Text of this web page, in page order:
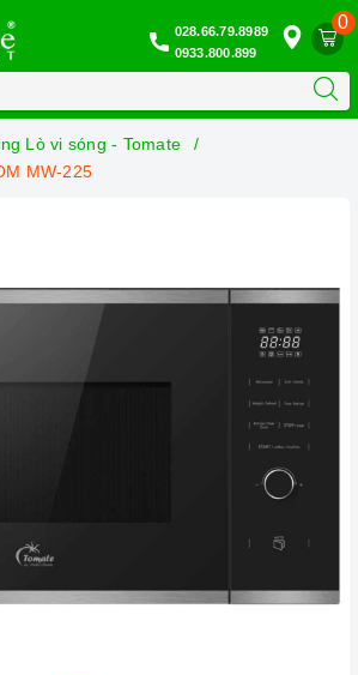
0
028.66.79.8989
0933.800.899
Lò vi sóng - Tomate
MW-225